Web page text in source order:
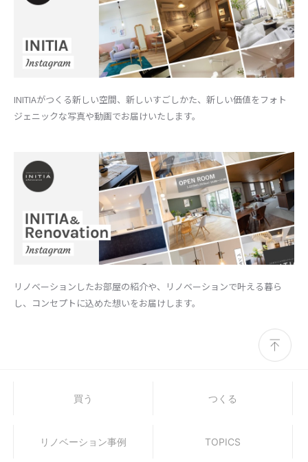
INITIAがつくる新しい空間、新しいすごしかた、新しい価値をフォト
ジェニックな写真や動画でお届けいたします。
リノベーションしたお部屋の紹介や、リノベーションで叶える暮ら
し、コンセプトに込めた想いをお届けします。
買う つくる
リノベーション事例 TOPICS